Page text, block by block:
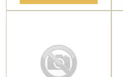
[if !supportLists]--&gt;&lt;!--